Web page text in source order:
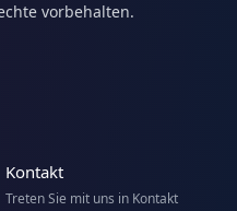
vorbehalten.
Kontakt
Treten Sie mit uns in Kontakt